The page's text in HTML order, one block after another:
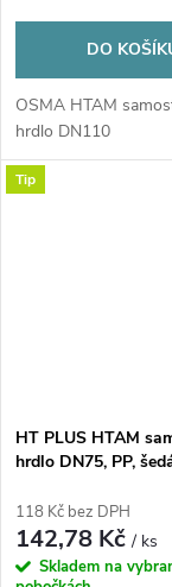
DO
OSMA HTAM
hrdlo DN110
Tip
HT PLUS HTAM
hrdlo DN75, PP,
118 Kč bez DPH
142,78 Kč/ ks
Skladem na